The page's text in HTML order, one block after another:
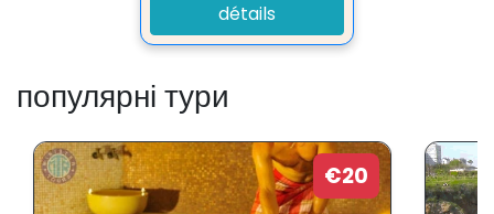
détails
популярні тури
€20